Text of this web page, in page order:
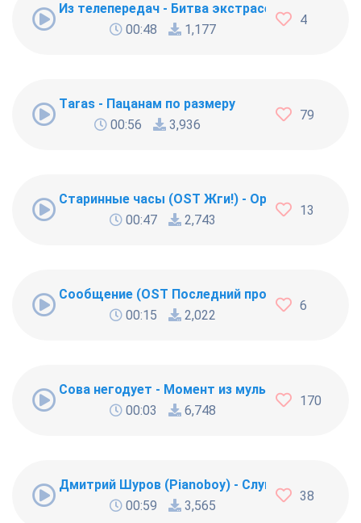
Из телепередач - Битва экстрасенсов (ТНТ)
00:48
1,177
4
Тaras - Пацанам по размеру
00:56
3,936
79
Старинные часы (OST Жги!) - Оригинальное
00:47
2,743
13
Сообщение (OST Последний пропущенный
00:15
2,022
6
Сова негодует - Момент из мультсериала
00:03
6,748
170
Дмитрий Шуров (Pianoboy) - Слуга народа
00:59
3,565
38